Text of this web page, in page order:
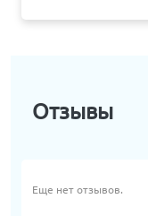
Отзывы
Еще нет отзывов.